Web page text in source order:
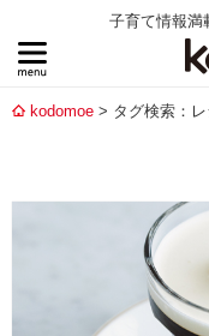
子育て情報満
kodomoe タグ検索：